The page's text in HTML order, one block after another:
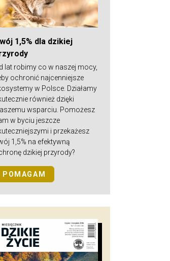
1,5% dla dzikiej
lat robimy co w naszej mocy,
ochronić najcenniejsze
w Polsce. Działamy
również dzięki
wsparciu. Pomożesz
w byciu jeszcze
i przekażesz
1,5% na efektywną
dzikiej przyrody?
POMAGAM